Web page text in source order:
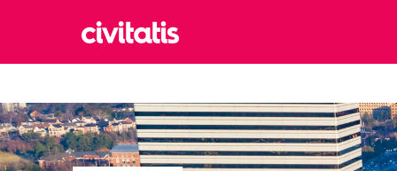
Italia
Reino